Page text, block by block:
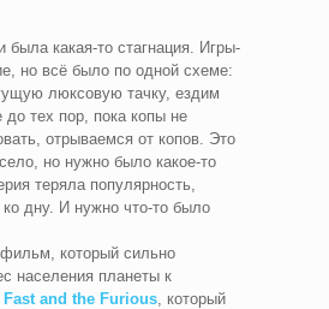
была какая-то стагнация. Игры-
но всё было по одной схеме:
люксовую тачку, ездим
до тех пор, пока копы не
отрываемся от копов. Это
но нужно было какое-то
теряла популярность,
дну. И нужно что-то было
который сильно
населения планеты к
Fast and the Furious , который